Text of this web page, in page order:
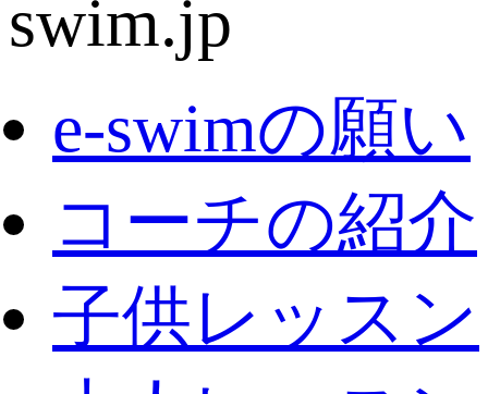
e-swimの願い
コーチの紹介
子供レッスン